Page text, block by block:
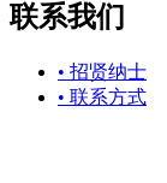
联系我们
• 招贤纳士
• 联系方式